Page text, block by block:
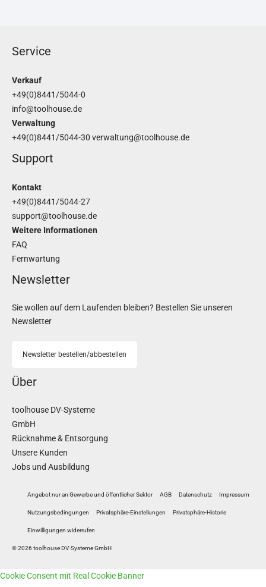
Service
Verkauf
+49(0)8441/5044-0
info@toolhouse.de
Verwaltung
+49(0)8441/5044-30 verwaltung@toolhouse.de
Support
Kontakt
+49(0)8441/5044-27
support@toolhouse.de
Weitere Informationen
FAQ
Fernwartung
Newsletter
Sie wollen auf dem Laufenden bleiben? Bestellen Sie unseren
Newsletter
Newsletter bestellen/abbestellen
Über
toolhouse DV-Systeme
GmbH
Rücknahme & Entsorgung
Unsere Kunden
Jobs und Ausbildung
Angebot nur an Gewerbe und öffentlicher Sektor AGB Datenschutz Impressum
Nutzungsbedingungen Privatsphäre-Einstellungen Privatsphäre-Historie
Einwilligungen widerrufen
© 2026 toolhouse DV-Systeme GmbH
Cookie Consent mit Real Cookie Banner